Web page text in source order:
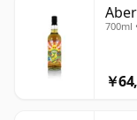
700ml
￥